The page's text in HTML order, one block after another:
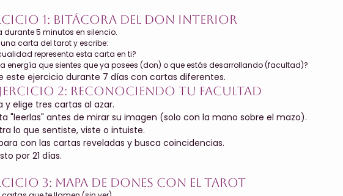
1: Bitácora del Don Interior
durante 5 minutos en silencio.
una carta del tarot y escribe:
representa esta carta en ti?
energía que sientes que ya posees (don) o que estás desarrollando (facultad)?
este ejercicio durante 7 días con cartas diferentes.
2: Reconociendo tu Facultad
y elige tres cartas al azar.
"leerlas" antes de mirar su imagen (solo con la mano sobre el mazo).
lo que sentiste, viste o intuiste.
con las cartas reveladas y busca coincidencias.
por 21 días.
3: Mapa de Dones con el Tarot